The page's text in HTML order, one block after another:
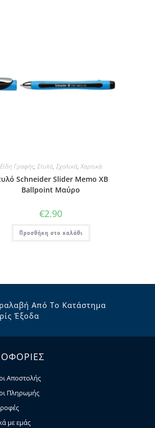
Είδη Γραφής, Στυλό, Σχολικά,Χαρτικά
Schneider Slider Memo XB
Ballpoint Μαύρο
€2.90
Προσθήκη στο καλάθι
Από Το Κατάστημα
Έξοδα
Αποστολής
Πληρωμής
με εμάς